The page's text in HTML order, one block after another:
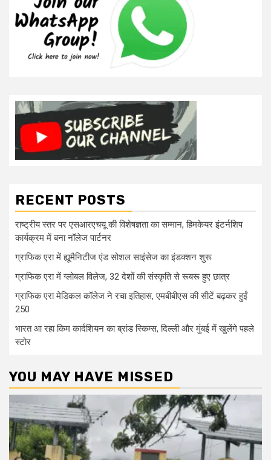
RECENT POSTS
राष्ट्रीय स्तर पर एसआरएचयू की विशेषज्ञता का सम्मान, हिमकेयर इंटर्नशिप
कार्यक्रम में बना नॉलेज पार्टनर
ग्राफिक एरा में ह्यूमैनिटीज एंड सोशल साइंसेज का इंडक्शन शुरू
ग्राफिक एरा में ग्लोबल विलेज, 32 देशों की संस्कृति से रूबरू हुए छात्र
ग्राफिक एरा मेडिकल कॉलेज ने रचा इतिहास, एमबीबीएस की सीटें बढ़कर हुईं
250
भारत आ रहा किम कार्दशियन का ब्रांड स्किम्स, दिल्ली और मुंबई में खुलेंगे पहले
स्टोर
YOU MAY HAVE MISSED